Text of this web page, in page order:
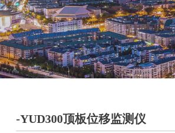
-YUD300顶板位移监测仪